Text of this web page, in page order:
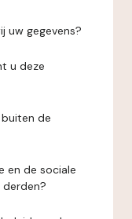
uw gegevens?
u deze
de
en de sociale